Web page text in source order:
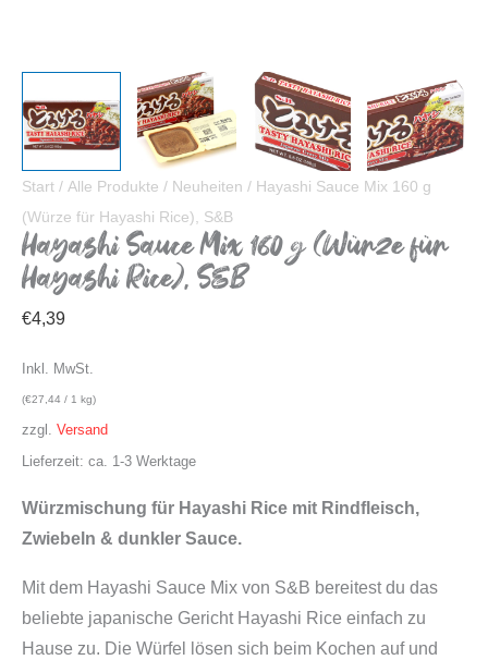
Start / Alle Produkte / Neuheiten / Hayashi Sauce Mix 160 g
(Würze für Hayashi Rice), S&B
Hayashi Sauce Mix 160 g (Würze für
Hayashi Rice), S&B
€4,39
Inkl. MwSt.
(€27,44 / 1 kg)
zzgl. Versand
Lieferzeit: ca. 1-3 Werktage
Würzmischung für Hayashi Rice mit Rindfleisch,
Zwiebeln & dunkler Sauce.
Mit dem Hayashi Sauce Mix von S&B bereitest du das
beliebte japanische Gericht Hayashi Rice einfach zu
Hause zu. Die Würfel lösen sich beim Kochen auf und